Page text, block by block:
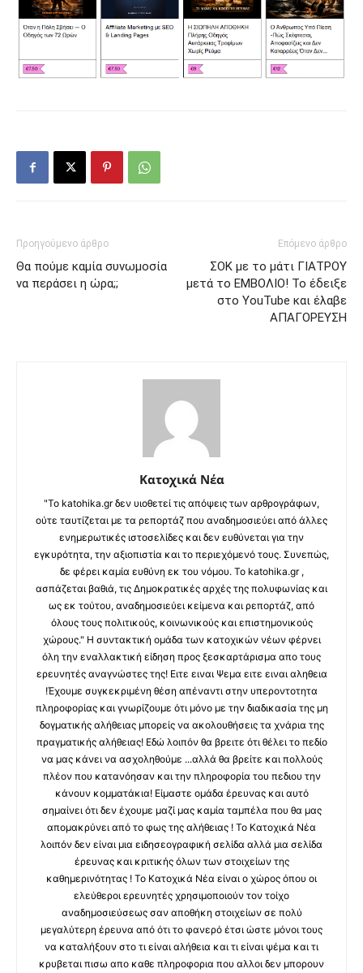
Προηγούμενο άρθρο
Θα πούμε καμία συνωμοσία
να περάσει η ώρα;;
Επόμενο άρθρο
ΣΟΚ με το μάτι ΓΙΑΤΡΟΥ
μετά το ΕΜΒΟΛΙΟ! Το έδειξε
στο YouTube και έλαβε
ΑΠΑΓΟΡΕΥΣΗ
Κατοχικά Νέα
"Το katohika.gr δεν υιοθετεί τις απόψεις των αρθρογράφων,
ούτε ταυτίζεται με τα ρεπορτάζ που αναδημοσιεύει από άλλες
ενημερωτικές ιστοσελίδες και δεν ευθύνεται για την
εγκυρότητα, την αξιοπιστία και το περιεχόμενό τους. Συνεπώς,
δε φέρει καμία ευθύνη εκ του νόμου. Το katohika.gr ,
ασπάζεται βαθιά, τις Δημοκρατικές αρχές της πολυφωνίας και
ως εκ τούτου, αναδημοσιεύει κείμενα και ρεπορτάζ, από
όλους τους πολιτικούς, κοινωνικούς και επιστημονικούς
χώρους." Η συντακτική ομάδα των κατοχικών νέων φέρνει
όλη την εναλλακτική είδηση προς ξεσκαρτάρισμα απο τους
ερευνητές αναγνώστες της! Ειτε ειναι Ψεμα ειτε ειναι αληθεια
!Έχουμε συγκεκριμένη θέση απέναντι στην υπεροντοτητα
πληροφορίας και γνωρίζουμε ότι μόνο με την διαδικασία της μη
δογματικής αλήθειας μπορείς να ακολουθήσεις τα χνάρια της
πραγματικής αλήθειας! Εδώ λοιπόν θα βρειτε ότι θέλει το πεδίο
να μας κάνει να ασχοληθούμε ...αλλά θα βρείτε και πολλούς
πλέον που κατανόησαν και την πληροφορία του πεδιου την
κάνουν κομματάκια! Είμαστε ομάδα έρευνας και αυτό
σημαίνει ότι δεν έχουμε μαζί μας καμία ταμπέλα που θα μας
απομακρύνει από το φως της αλήθειας ! Το Κατοχικά Νέα
λοιπόν δεν είναι μια ειδησεογραφική σελίδα αλλά μια σελίδα
έρευνας και κριτικής όλων των στοιχείων της
καθημερινότητας ! Το Κατοχικά Νέα είναι ο χώρος όπου οι
ελεύθεροι ερευνητές χρησιμοποιούν τον τοίχο
αναδημοσιεύσεως σαν αποθήκη στοιχείων σε πολύ
μεγαλύτερη έρευνα από ότι το φανερό έτσι ώστε μόνοι τους
να καταλήξουν στο τι είναι αλήθεια και τι είναι ψέμα και τι
κρυβεται πισω απο καθε πληροφορια που αλλοι δεν μπορουν